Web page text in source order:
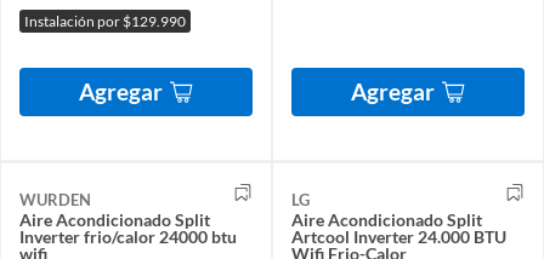
Instalación por $129.990
Agregar Agregar
WURDEN
Aire Acondicionado Split
Inverter frio/calor 24000 btu
wifi
LG
Aire Acondicionado Split
Artcool Inverter 24.000 BTU
Wifi Frio-Calor